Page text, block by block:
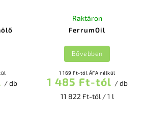
/ db
FerrumOil
Raktáron
1 169 Ft-tól ÁFA nélkül
1 485 Ft-tól / db
11 822 Ft-tól / 1 l
Bővebben